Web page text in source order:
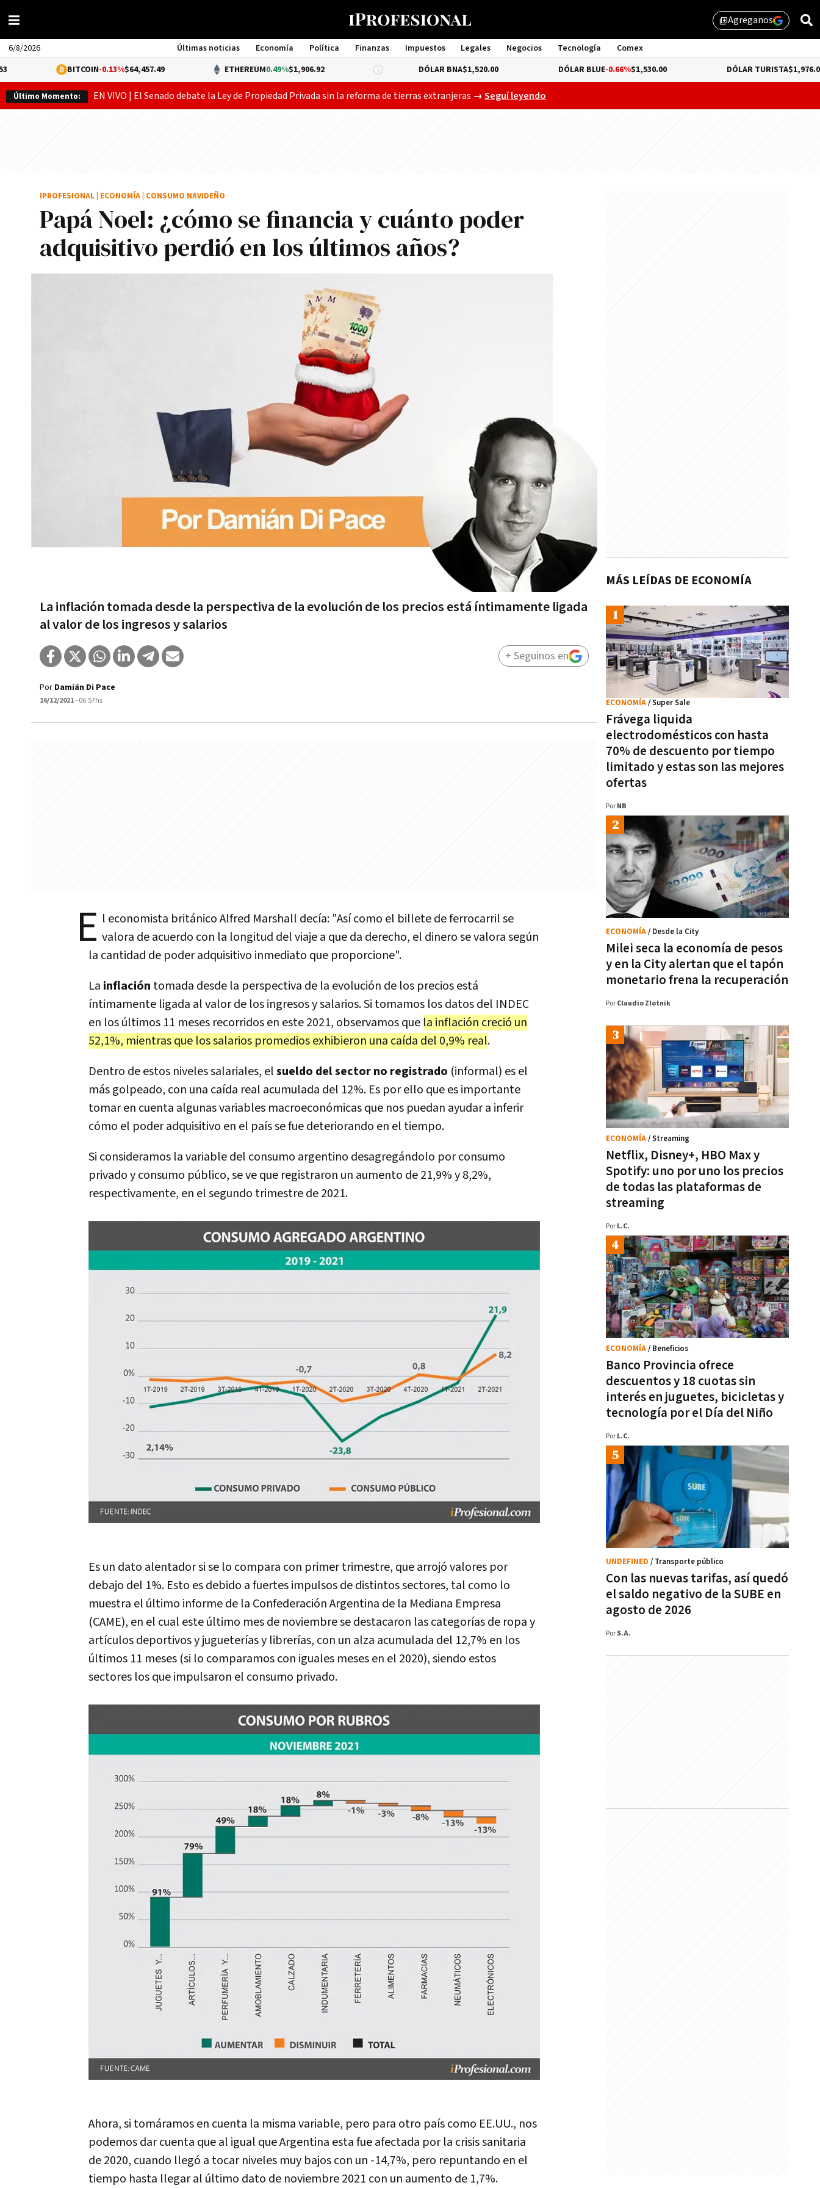
library_addAgreganos
6/8/2026 Últimas noticias Economía Política Finanzas Impuestos Legales Negocios Tecnología
Comex
Management
BITCOIN-0.13%$64,457.49 ETHEREUM0.49%$1,906.92 DÓLAR BNA$1,520.00 DÓLAR BLUE-0.66%$1,530.00 DÓLAR TURISTA$1,976.00
Último Momento: EN VIVO | El Senado debate la Ley de Propiedad Privada sin la reforma de tierras extranjeras Gobierno busca aprobar lo que queda de "propiedad privada" y evitar un
→Seguí leyendo
Papá Noel: ¿cómo se financia y cuánto poder
adquisitivo perdió en los últimos años?
La inflación tomada desde la perspectiva de la evolución de los precios está íntimamente ligada
al valor de los ingresos y salarios
IPROFESIONAL ECONOMÍA CONSUMO NAVIDEÑO
Por Damián Di Pace
16/12/2021- 06:57hs
+ Seguinos en
E l economista británico Alfred Marshall decía: "Así como el billete de ferrocarril se
valora de acuerdo con la longitud del viaje a que da derecho, el dinero se valora según
la cantidad de poder adquisitivo inmediato que proporcione".
La inflación tomada desde la perspectiva de la evolución de los precios está
íntimamente ligada al valor de los ingresos y salarios. Si tomamos los datos del INDEC
en los últimos 11 meses recorridos en este 2021, observamos que la inflación creció un
52,1%, mientras que los salarios promedios exhibieron una caída del 0,9% real.
Dentro de estos niveles salariales, elsueldo del sector no registrado (informal) es el
más golpeado, con una caída real acumulada del 12%. Es por ello que es importante
tomar en cuenta algunas variables macroeconómicas que nos puedan ayudar a inferir
cómo el poder adquisitivo en el país se fue deteriorando en el tiempo.
Si consideramos la variable del consumo argentino desagregándolo por consumo
privado y consumo público, se ve que registraron un aumento de 21,9% y 8,2%,
respectivamente, en el segundo trimestre de 2021.
Es un dato alentador si se lo compara con primer trimestre, que arrojó valores por
debajo del 1%. Esto es debido a fuertes impulsos de distintos sectores, tal como lo
muestra el último informe de la Confederación Argentina de la Mediana Empresa
(CAME), en el cual este último mes de noviembre se destacaron las categorías de ropa y
artículos deportivos y jugueterías y librerías, con un alza acumulada del 12,7% en los
últimos 11 meses (si lo comparamos con iguales meses en el 2020), siendo estos
sectores los que impulsaron el consumo privado.
Ahora, si tomáramos en cuenta la misma variable, pero para otro país como EE.UU., nos
podemos dar cuenta que al igual que Argentina esta fue afectada por la crisis sanitaria
de 2020, cuando llegó a tocar niveles muy bajos con un -14,7%, pero repuntando en el
tiempo hasta llegar al último dato de noviembre 2021 con un aumento de 1,7%.
MÁS LEÍDAS DE ECONOMÍA
Frávega liquida
electrodomésticos con hasta
70% de descuento por tiempo
limitado y estas son las mejores
ofertas
ECONOMÍA/ Super Sale
Por NB
Milei seca la economía de pesos
y en la City alertan que el tapón
monetario frena la recuperación
ECONOMÍA/ Desde la City
Por Claudio Zlotnik
Netflix, Disney+, HBO Max y
Spotify: uno por uno los precios
de todas las plataformas de
streaming
ECONOMÍA/ Streaming
Por L.C.
Banco Provincia ofrece
descuentos y 18 cuotas sin
interés en juguetes, bicicletas y
tecnología por el Día del Niño
ECONOMÍA/ Beneficios
Por L.C.
Con las nuevas tarifas, así quedó
el saldo negativo de la SUBE en
agosto de 2026
UNDEFINED / Transporte público
Por S.A.